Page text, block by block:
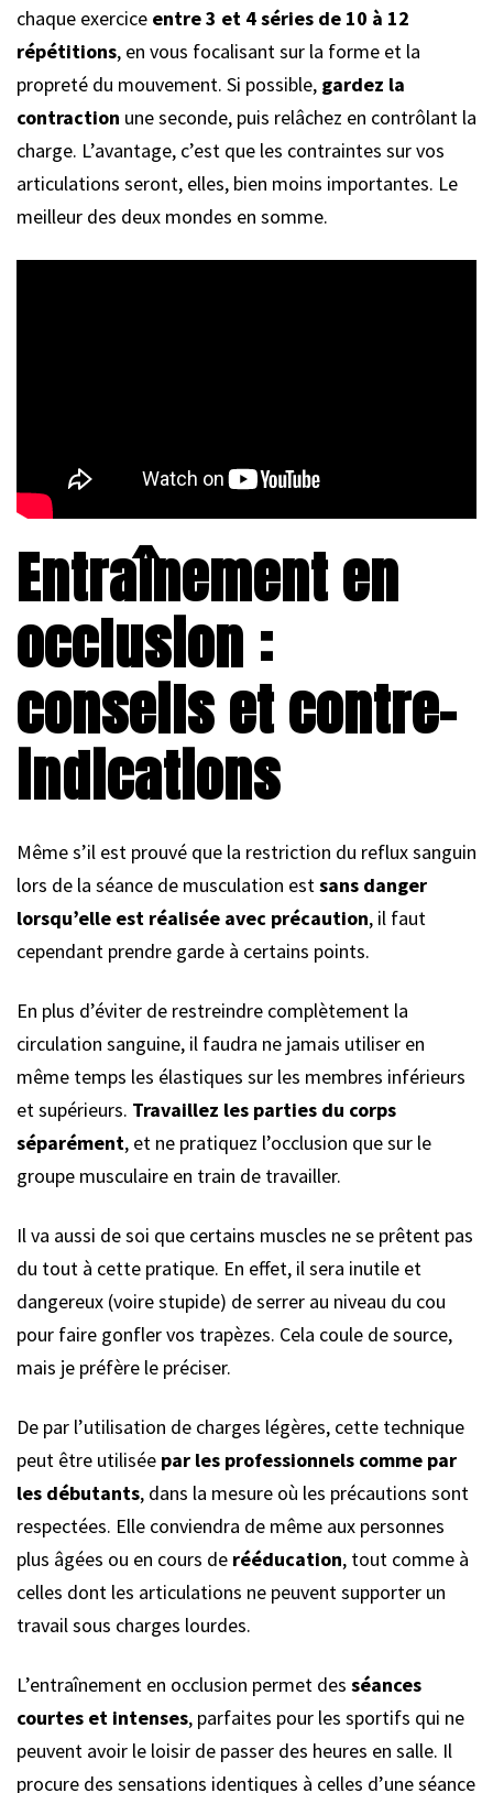
chaque exercice entre 3 et 4 séries de 10 à 12
répétitions, en vous focalisant sur la forme et la
propreté du mouvement. Si possible, gardez la
contraction une seconde, puis relâchez en contrôlant la
charge. L’avantage, c’est que les contraintes sur vos
articulations seront, elles, bien moins importantes. Le
meilleur des deux mondes en somme.
Entraînement en
occlusion :
conseils et contre-
indications
Même s’il est prouvé que la restriction du reflux sanguin
lors de la séance de musculation estsans danger
lorsqu’elle est réalisée avec précaution, il faut
cependant prendre garde à certains points.
En plus d’éviter de restreindre complètement la
circulation sanguine, il faudra ne jamais utiliser en
même temps les élastiques sur les membres inférieurs
et supérieurs. Travaillez les parties du corps
séparément, et ne pratiquez l’occlusion que sur le
groupe musculaire en train de travailler.
Il va aussi de soi que certains muscles ne se prêtent pas
du tout à cette pratique. En effet, il sera inutile et
dangereux (voire stupide) de serrer au niveau du cou
pour faire gonfler vos trapèzes. Cela coule de source,
mais je préfère le préciser.
De par l’utilisation de charges légères, cette technique
peut être utilisée par les professionnels comme par
les débutants, dans la mesure où les précautions sont
respectées. Elle conviendra de même aux personnes
plus âgées ou en cours de rééducation, tout comme à
celles dont les articulations ne peuvent supporter un
travail sous charges lourdes.
L’entraînement en occlusion permet des séances
courtes et intenses, parfaites pour les sportifs qui ne
peuvent avoir le loisir de passer des heures en salle. Il
procure des sensations identiques à celles d’une séance